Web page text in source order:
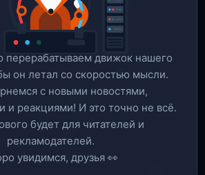
движок нашего
он летал со скоростью мысли.
c новыми новостями,
и реакциями! И это точно не всё.
будет для читателей и
рекламодателей.
увидимся, друзья 👀